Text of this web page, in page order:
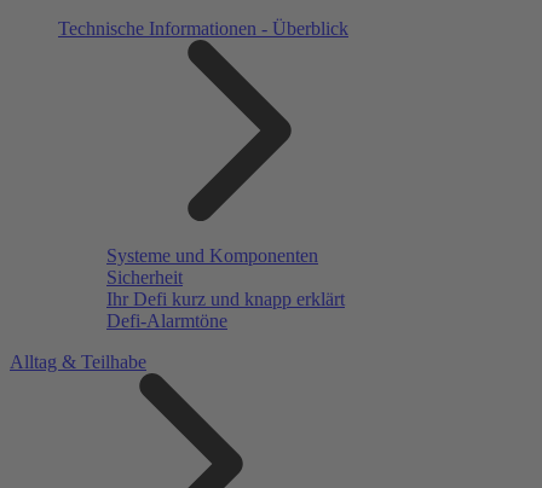
Technische Informationen - Überblick
Systeme und Komponenten
Sicherheit
Ihr Defi kurz und knapp erklärt
Defi-Alarmtöne
Alltag & Teilhabe